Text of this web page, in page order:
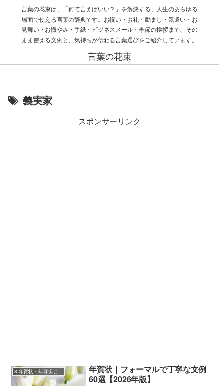
言葉の花束は、「何て言えばいい？」を解決する、人生のあらゆる
場面で使える言葉の辞典です。お祝い・お礼・励まし・気遣い・お
見舞い・お悔やみ・手紙・ビジネスメール・季節の挨拶まで、その
まま使える文例と、気持ちが伝わる言葉選びをご紹介しています。
言葉の花束
義実家
スポンサーリンク
年賀状｜フォーマルで丁寧な文例
60選【2026年版】